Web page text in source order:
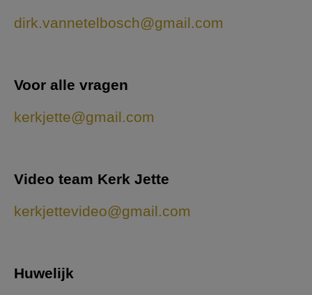
dirk.vannetelbosch@gmail.com
Voor alle vragen
kerkjette@gmail.com
Video team Kerk Jette
kerkjettevideo@gmail.com
Huwelijk